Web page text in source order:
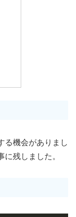
る機会がありまし
残しました。